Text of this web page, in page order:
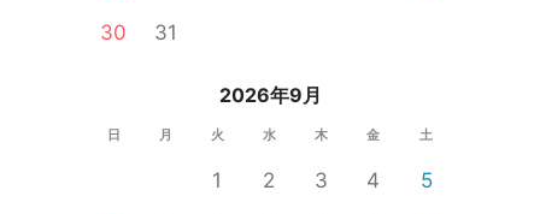
30
31
2026年9月
日 月 火 水 木 金 土
1 2 3 4
5